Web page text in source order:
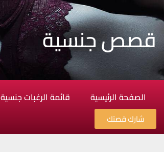
قصص جنسية
الصفحة الرئيسية قائمة الرغبات جنسية
شارك قصتك